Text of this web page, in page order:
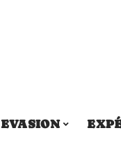
EVASION